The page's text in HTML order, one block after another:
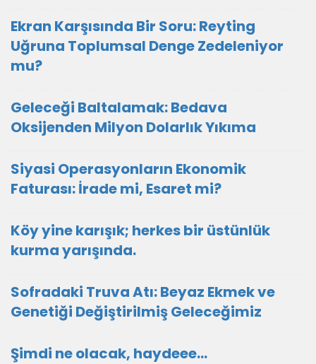
Ekran Karşısında Bir Soru: Reyting
Uğruna Toplumsal Denge Zedeleniyor
mu?
Geleceği Baltalamak: Bedava
Oksijenden Milyon Dolarlık Yıkıma
Siyasi Operasyonların Ekonomik
Faturası: İrade mi, Esaret mi?
Köy yine karışık; herkes bir üstünlük
kurma yarışında.
Sofradaki Truva Atı: Beyaz Ekmek ve
Genetiği Değiştirilmiş Geleceğimiz
Şimdi ne olacak, haydeee…